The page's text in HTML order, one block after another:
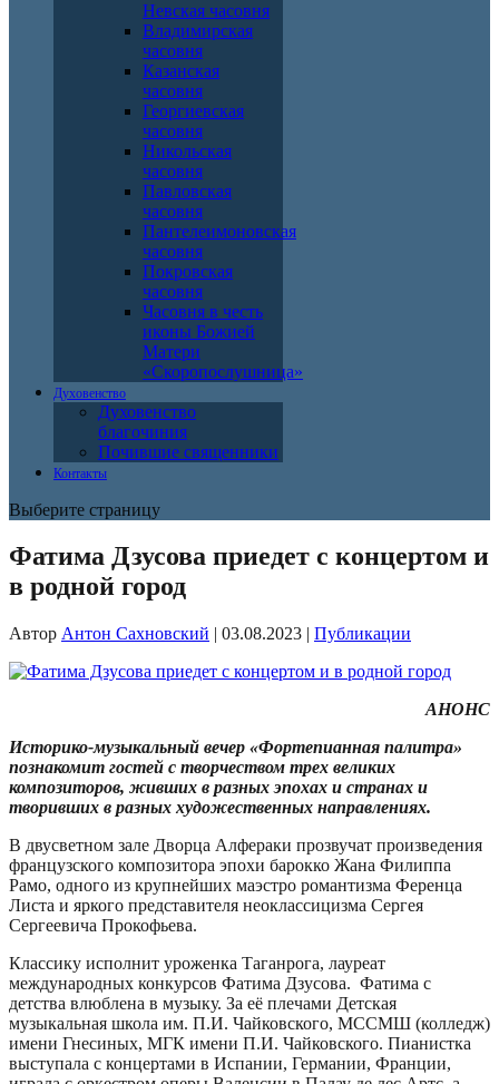
Невская часовня
Владимирская
часовня
Казанская
часовня
Георгиевская
часовня
Никольская
часовня
Павловская
часовня
Пантелеимоновская
часовня
Покровская
часовня
Часовня в честь
иконы Божией
Матери
«Скоропослушница»
Духовенство
Духовенство
благочиния
Почившие священники
Контакты
Выберите страницу
Фатима Дзусова приедет с концертом и
в родной город
Автор Антон Сахновский | 03.08.2023 | Публикации
АНОНС
Историко-музыкальный вечер «Фортепианная палитра»
познакомит гостей с творчеством трех великих
композиторов, живших в разных эпохах и странах и
творивших в разных художественных направлениях.
В двусветном зале Дворца Алфераки прозвучат произведения
французского композитора эпохи барокко Жана Филиппа
Рамо, одного из крупнейших маэстро романтизма Ференца
Листа и яркого представителя неоклассицизма Сергея
Сергеевича Прокофьева.
Классику исполнит уроженка Таганрога, лауреат
международных конкурсов Фатима Дзусова. Фатима с
детства влюблена в музыку. За её плечами Детская
музыкальная школа им. П.И. Чайковского, МССМШ (колледж)
имени Гнесиных, МГК имени П.И. Чайковского. Пианистка
выступала с концертами в Испании, Германии, Франции,